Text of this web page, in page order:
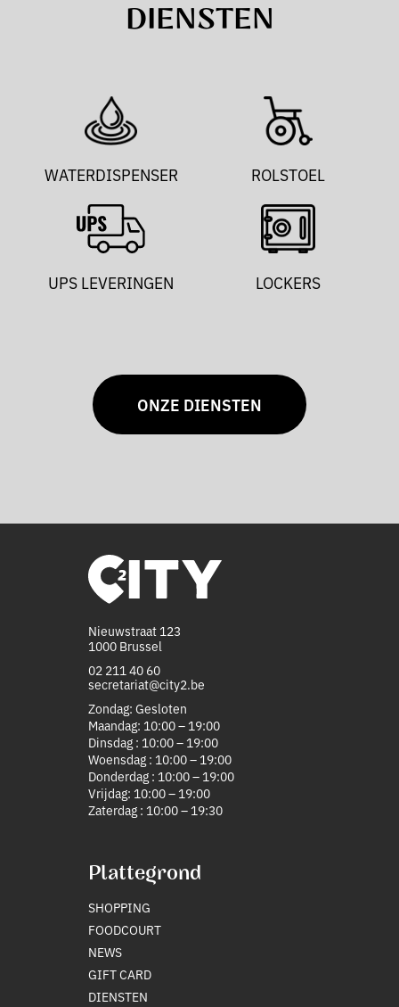
DIENSTEN
WATERDISPENSER ROLSTOEL
UPS LEVERINGEN LOCKERS
ONZE DIENSTEN
Nieuwstraat 123
1000 Brussel
02 211 40 60
secretariat@city2.be
Zondag: Gesloten
Maandag: 10:00 – 19:00
Dinsdag : 10:00 – 19:00
Woensdag : 10:00 – 19:00
Donderdag : 10:00 – 19:00
Vrijdag: 10:00 – 19:00
Zaterdag : 10:00 – 19:30
Plattegrond
SHOPPING
FOODCOURT
NEWS
GIFT CARD
DIENSTEN